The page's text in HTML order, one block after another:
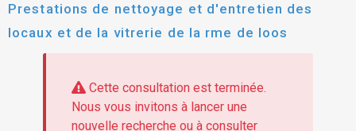
Prestations de nettoyage et d'entretien des
locaux et de la vitrerie de la rme de loos
Cette consultation est terminée.
Nous vous invitons à lancer une
nouvelle recherche ou à consulter